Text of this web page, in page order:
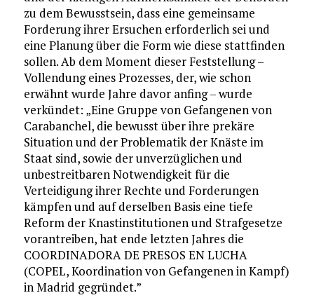
zu dem Bewusstsein, dass eine gemeinsame
Forderung ihrer Ersuchen erforderlich sei und
eine Planung über die Form wie diese stattfinden
sollen. Ab dem Moment dieser Feststellung –
Vollendung eines Prozesses, der, wie schon
erwähnt wurde Jahre davor anfing – wurde
verkündet: „Eine Gruppe von Gefangenen von
Carabanchel, die bewusst über ihre prekäre
Situation und der Problematik der Knäste im
Staat sind, sowie der unverzüglichen und
unbestreitbaren Notwendigkeit für die
Verteidigung ihrer Rechte und Forderungen
kämpfen und auf derselben Basis eine tiefe
Reform der Knastinstitutionen und Strafgesetze
vorantreiben, hat ende letzten Jahres die
COORDINADORA DE PRESOS EN LUCHA
(COPEL, Koordination von Gefangenen in Kampf)
in Madrid gegründet.”